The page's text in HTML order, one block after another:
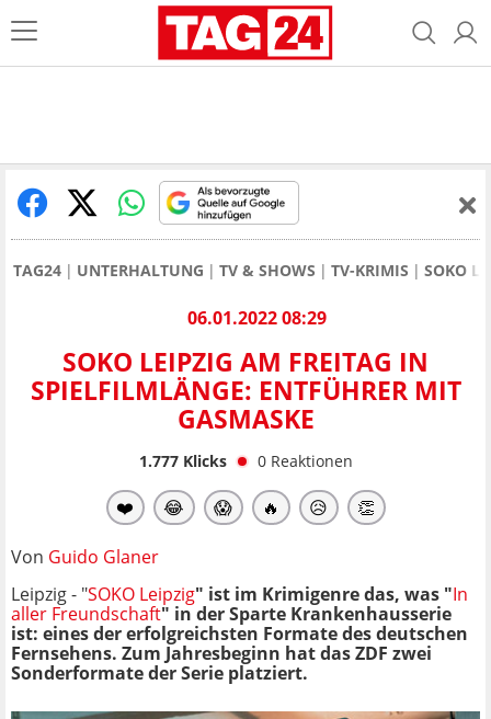
TAG24 UNTERHALTUNG TV & SHOWS TV-KRIMIS SOKO
06.01.2022 08:29
SOKO LEIPZIG AM FREITAG IN
SPIELFILMLÄNGE: ENTFÜHRER MIT
GASMASKE
1.777Klicks 0 Reaktionen
❤️ 😂 😱 🔥 😥 👏
Von Guido Glaner
Leipzig - "SOKO Leipzig" ist im Krimigenre das, was "In
aller Freundschaft" in der Sparte Krankenhausserie
ist: eines der erfolgreichsten Formate des deutschen
Fernsehens. Zum Jahresbeginn hat das ZDF zwei
Sonderformate der Serie platziert.